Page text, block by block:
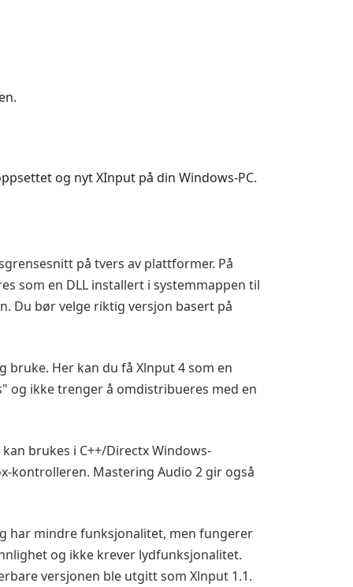
og nyt XInput på din Windows-PC.
på tvers av plattformer. På
som en DLL installert i systemmappen til
Du bør velge riktig versjon basert på
Her kan du få Xlnput 4 som en
og ikke trenger å omdistribueres med en
brukes i C++/Directx Windows-
kontrolleren. Mastering Audio 2 gir også
har mindre funksjonalitet, men fungerer
og ikke krever lydfunksjonalitet.
versjonen ble utgitt som Xlnput 1.1.